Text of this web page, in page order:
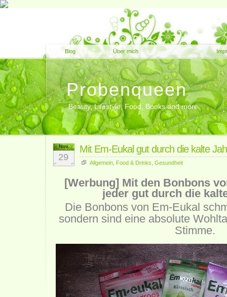
Blog Über mich
Probenqueen
Beauty, Lifestyle, Food, Books and more
Nov.
29
Mit Em-Eukal gut durch die kalte
Allgemein Food & Drinks Gesundheit
[Werbung] Mit den Bonbons
jeder gut durch die
Die Bonbons von Em-Eukal
sondern sind eine absolute
Stimme.